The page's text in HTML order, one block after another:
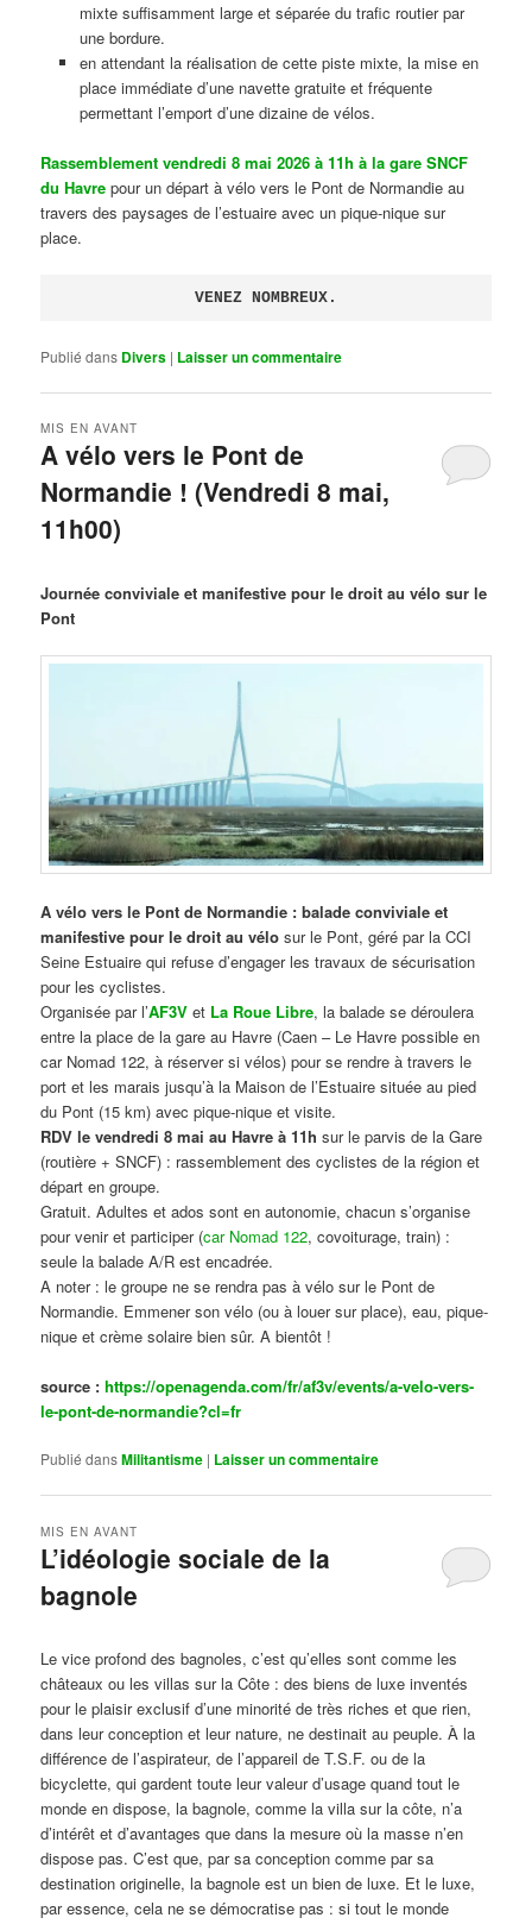
mixte suffisamment large et séparée du trafic routier par
une bordure.
en attendant la réalisation de cette piste mixte, la mise en
place immédiate d’une navette gratuite et fréquente
permettant l’emport d’une dizaine de vélos.
Rassemblement vendredi 8 mai 2026 à 11h à la gare SNCF
du Havre pour un départ à vélo vers le Pont de Normandie au
travers des paysages de l’estuaire avec un pique-nique sur
place.
VENEZ NOMBREUX.
Publié dans Divers | Laisser un commentaire
A vélo vers le Pont de
Normandie ! (Vendredi 8 mai,
11h00)
MIS EN AVANT
Journée conviviale et manifestive pour le droit au vélo sur le
Pont
A vélo vers le Pont de Normandie : balade conviviale et
manifestive pour le droit au vélo sur le Pont, géré par la CCI
Seine Estuaire qui refuse d’engager les travaux de sécurisation
pour les cyclistes.
Organisée par l’AF3V et La Roue Libre, la balade se déroulera
entre la place de la gare au Havre (Caen – Le Havre possible en
car Nomad 122, à réserver si vélos) pour se rendre à travers le
port et les marais jusqu’à la Maison de l’Estuaire située au pied
du Pont (15 km) avec pique-nique et visite.
RDV le vendredi 8 mai au Havre à 11h sur le parvis de la Gare
(routière + SNCF) : rassemblement des cyclistes de la région et
départ en groupe.
Gratuit. Adultes et ados sont en autonomie, chacun s’organise
pour venir et participer (car Nomad 122, covoiturage, train) :
seule la balade A/R est encadrée.
A noter : le groupe ne se rendra pas à vélo sur le Pont de
Normandie. Emmener son vélo (ou à louer sur place), eau, pique-
nique et crème solaire bien sûr. A bientôt !
source :https://openagenda.com/fr/af3v/events/a-velo-vers-
le-pont-de-normandie?cl=fr
Publié dansMilitantisme | Laisser un commentaire
L’idéologie sociale de la
bagnole
MIS EN AVANT
Le vice profond des bagnoles, c’est qu’elles sont comme les
châteaux ou les villas sur la Côte : des biens de luxe inventés
pour le plaisir exclusif d’une minorité de très riches et que rien,
dans leur conception et leur nature, ne destinait au peuple. À la
différence de l’aspirateur, de l’appareil de T.S.F. ou de la
bicyclette, qui gardent toute leur valeur d’usage quand tout le
monde en dispose, la bagnole, comme la villa sur la côte, n’a
d’intérêt et d’avantages que dans la mesure où la masse n’en
dispose pas. C’est que, par sa conception comme par sa
destination originelle, la bagnole est un bien de luxe. Et le luxe,
par essence, cela ne se démocratise pas : si tout le monde